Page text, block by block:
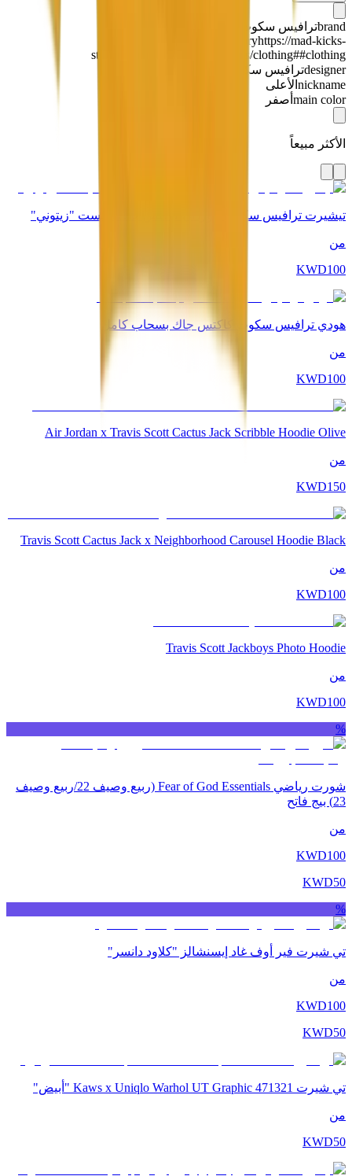
brandترافيس سكوت
categoryhttps://mad-kicks-
store.myshopify.com/collections/clothing##clothing
designerترافيس سكوت
nickname الأعلى
main color أصفر
الأكثر مبيعاً
تيشيرت ترافيس سكوت جوردان كاكتس جاك هايست "زيتوني"
من
KWD100
هودي ترافيس سكوت كاكتس جاك بسحاب كامل
من
KWD100
Air Jordan x Travis Scott Cactus Jack Scribble Hoodie Olive
من
KWD150
Travis Scott Cactus Jack x Neighborhood Carousel Hoodie Black
من
KWD100
Travis Scott Jackboys Photo Hoodie
من
KWD100
%
شورت رياضي Fear of God Essentials (ربيع وصيف 22/ربيع وصيف
23) بيج فاتح
من
KWD100
KWD50
%
تي شيرت فير أوف غاد إيسنشالز "كلاود دانسر"
من
KWD100
KWD50
تي شيرت Kaws x Uniqlo Warhol UT Graphic 471321 "أبيض"
من
KWD50